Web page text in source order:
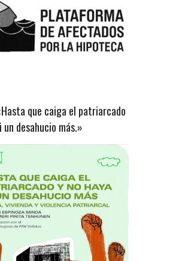
que caiga el patriarcado
un desahucio más.»